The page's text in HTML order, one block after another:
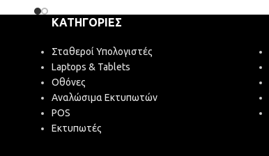
ΚΑΤΗΓΟΡΊΕΣ
Σταθεροί Υπολογιστές
Laptops & Tablets
Οθόνες
Αναλώσιμα Εκτυπωτών
POS
Εκτυπωτές